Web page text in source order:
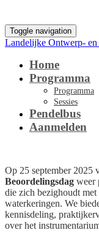
Toggle navigation
Landelijke Ontwerp-
Home
Programma
Programma
Sessies
Pendelbus
Aanmelden
Op 25 september 2025
Beoordelingsdag weer
die zich bezighoudt
waterkeringen. We
kennisdeling,
over het